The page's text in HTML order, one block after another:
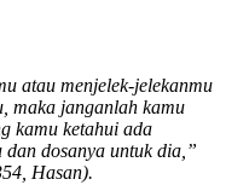
atau menjelek-jelekanmu
maka janganlah kamu
kamu ketahui ada
dosanya untuk dia,”
Hasan).